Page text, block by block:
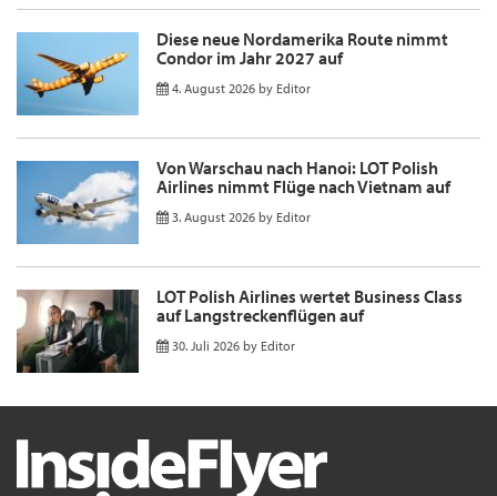
Diese neue Nordamerika Route nimmt
Condor im Jahr 2027 auf
4. August 2026 by Editor
Von Warschau nach Hanoi: LOT Polish
Airlines nimmt Flüge nach Vietnam auf
3. August 2026 by Editor
LOT Polish Airlines wertet Business Class
auf Langstreckenflügen auf
30. Juli 2026 by Editor